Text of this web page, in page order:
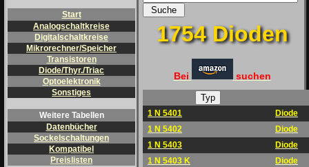
Start
Analogschaltkreise
Digitalschaltkreise
Mikrorechner/Speicher
Transistoren
Diode/Thyr./Triac
Optoelektronik
Sonstiges
Weitere Tabellen
Datenbücher
Sockelschaltungen
Kompatibel
Preislisten
1754 Dioden
Bei suchen
1 N 5401
Diode
1 N 5402
Diode
1 N 5403
Diode
1 N 5403 K
Diode